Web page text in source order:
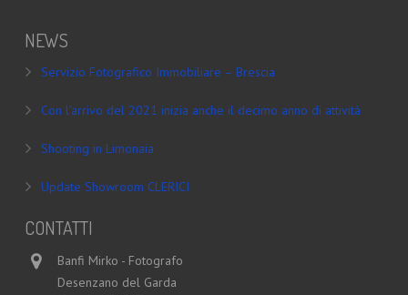
NEWS
Servizio Fotografico Immobiliare – Brescia
Con l’arrivo del 2021 inizia anche il decimo anno di attività
Shooting in Limonaia
Update Showroom CLERICI
CONTATTI
Banfi Mirko - Fotografo
Desenzano del Garda